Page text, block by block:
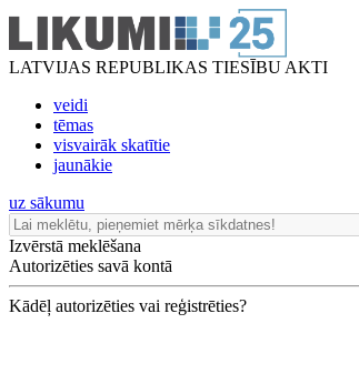
LATVIJAS REPUBLIKAS TIESĪBU AKTI
veidi
tēmas
visvairāk skatītie
jaunākie
uz sākumu
Izvērstā meklēšana
Autorizēties savā kontā
Kādēļ autorizēties vai reģistrēties?